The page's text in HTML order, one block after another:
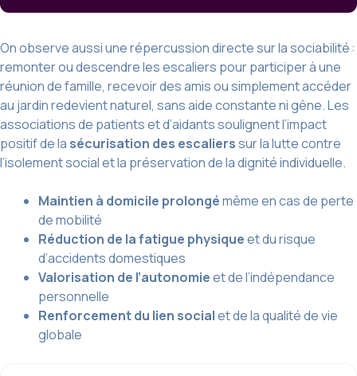
On observe aussi une répercussion directe sur la sociabilité :
remonter ou descendre les escaliers pour participer à une
réunion de famille, recevoir des amis ou simplement accéder
au jardin redevient naturel, sans aide constante ni gêne. Les
associations de patients et d’aidants soulignent l’impact
positif de la sécurisation des escalierssur la lutte contre
l’isolement social et la préservation de la dignité individuelle.
Maintien à domicile prolongémême en cas de perte
de mobilité
Réduction de la fatigue physiqueet du risque
d’accidents domestiques
Valorisation de l’autonomieet de l’indépendance
personnelle
Renforcement du lien socialet de la qualité de vie
globale